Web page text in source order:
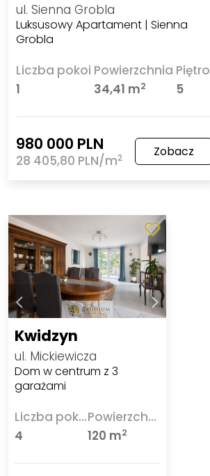
ul. Sienna Grobla
Luksusowy Apartament | Sienna
Grobla
Liczba pokoi
1
Powierzchnia
34,41 m2
Piętro
5
980 000 PLN
28 405,80 PLN/m2 Zobacz
Kwidzyn
ul. Mickiewicza
Dom w centrum z 3
garażami
Liczba pokoi
4
Powierzchnia
120 m2